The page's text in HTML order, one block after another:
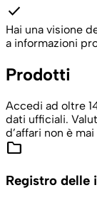
check
Hai una visione
a informazioni
Prodotti
Accedi ad oltre
dati ufficiali.
d’affari non è
folder
Registro delle